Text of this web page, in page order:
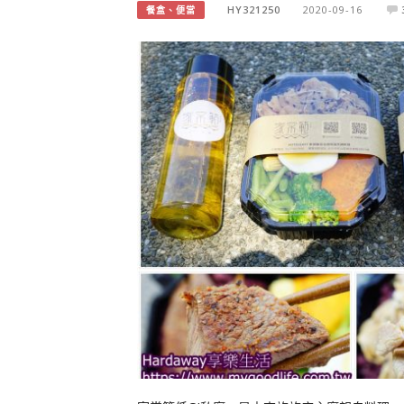
餐盒、便當 HY321250 2020-09-16